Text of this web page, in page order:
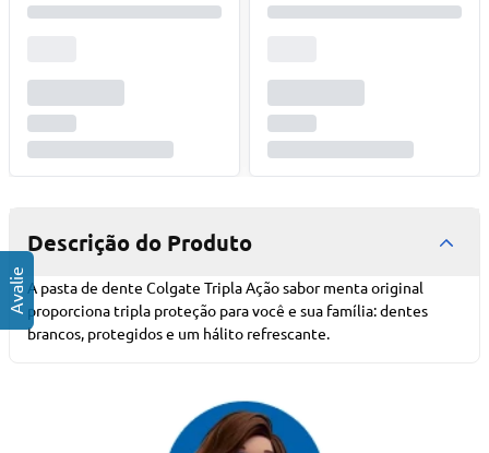
Descrição do Produto
A pasta de dente Colgate Tripla Ação sabor menta original
proporciona tripla proteção para você e sua família: dentes
brancos, protegidos e um hálito refrescante.